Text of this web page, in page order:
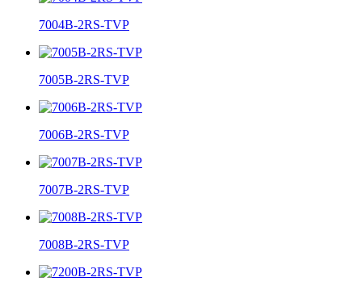
7004B-2RS-TVP
7005B-2RS-TVP
7006B-2RS-TVP
7007B-2RS-TVP
7008B-2RS-TVP